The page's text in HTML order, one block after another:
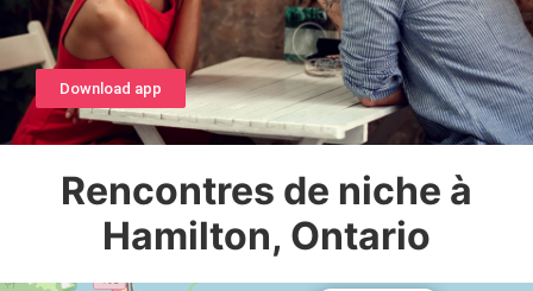
Download app
Rencontres de niche à
Hamilton, Ontario